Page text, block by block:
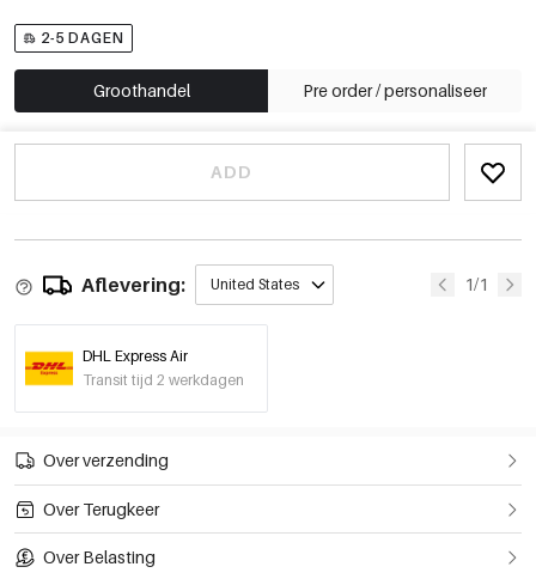
2-5 DAGEN
Groothandel Pre order / personaliseer
ADD
Aflevering: United States 1/1
DHL Express Air
Transit tijd 2 werkdagen
Over verzending
Over Terugkeer
Over Belasting